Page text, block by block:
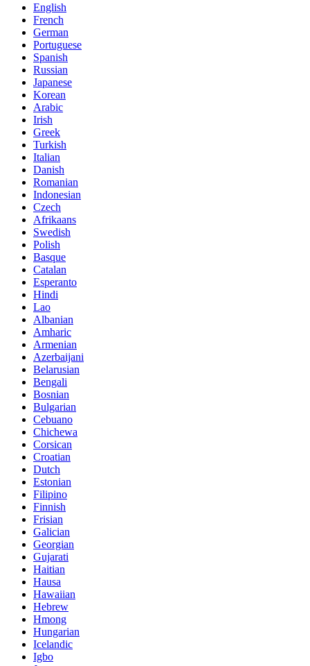
English
French
German
Portuguese
Spanish
Russian
Japanese
Korean
Arabic
Irish
Greek
Turkish
Italian
Danish
Romanian
Indonesian
Czech
Afrikaans
Swedish
Polish
Basque
Catalan
Esperanto
Hindi
Lao
Albanian
Amharic
Armenian
Azerbaijani
Belarusian
Bengali
Bosnian
Bulgarian
Cebuano
Chichewa
Corsican
Croatian
Dutch
Estonian
Filipino
Finnish
Frisian
Galician
Georgian
Gujarati
Haitian
Hausa
Hawaiian
Hebrew
Hmong
Hungarian
Icelandic
Igbo